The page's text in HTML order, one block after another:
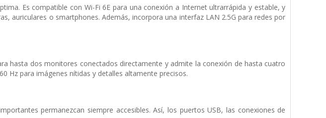
Es compatible con Wi-Fi 6E para una conexión a Internet ultrarrápida y estable, y
auriculares o smartphones. Además, incorpora una interfaz LAN 2.5G para redes por
hasta dos monitores conectados directamente y admite la conexión de hasta cuatro
Hz para imágenes nítidas y detalles altamente precisos.
permanezcan siempre accesibles. Así, los puertos USB, las conexiones de